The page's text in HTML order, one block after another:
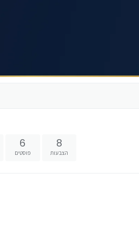
8
הצבעות
6
פוסטים